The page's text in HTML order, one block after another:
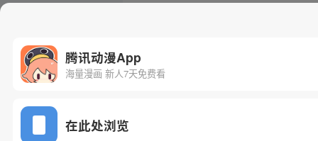
腾讯动漫App
海量漫画 新人7天免费看
在此处浏览